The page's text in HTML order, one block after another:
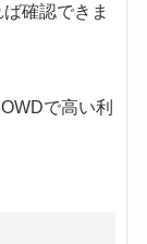
確認できま
で高い利